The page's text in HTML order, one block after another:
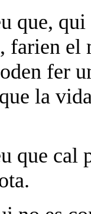
que,
farien el
fer
la
que cal